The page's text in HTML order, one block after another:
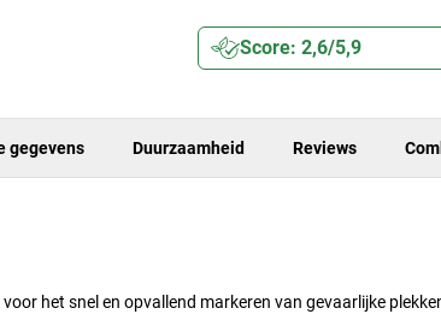
Score: 2,6/5,9
gegevens Duurzaamheid Reviews
het snel en opvallend markeren van gevaarlijke